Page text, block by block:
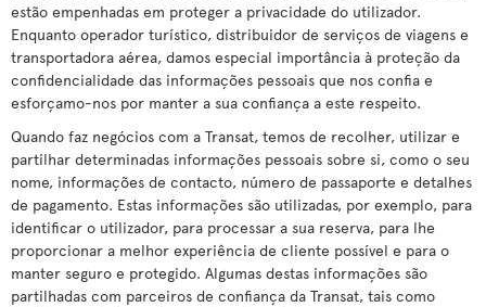
estão empenhadas em proteger a privacidade do utilizador.
Enquanto operador turístico, distribuidor de serviços de viagens e
transportadora aérea, damos especial importância à proteção da
confidencialidade das informações pessoais que nos confia e
esforçamo-nos por manter a sua confiança a este respeito.
Quando faz negócios com a Transat, temos de recolher, utilizar e
partilhar determinadas informações pessoais sobre si, como o seu
nome, informações de contacto, número de passaporte e detalhes
de pagamento. Estas informações são utilizadas, por exemplo, para
identificar o utilizador, para processar a sua reserva, para lhe
proporcionar a melhor experiência de cliente possível e para o
manter seguro e protegido. Algumas destas informações são
partilhadas com parceiros de confiança da Transat, tais como